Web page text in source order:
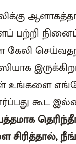
பற்றி
கேலி
உங்களை
கூட
சிரித்தால்,